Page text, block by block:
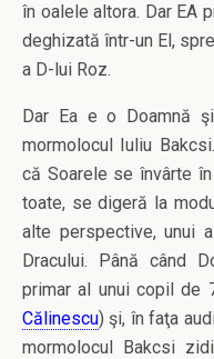
în oalele altora. Dar EA
deghizată într-un El,
a D-lui Roz.
Dar Ea e o Doamnă
mormolocul Iuliu
că Soarele se învârte
toate, se digeră la
alte perspective, unui
Dracului. Până când
primar al unui copil de
Călinescu) şi, în faţa
mormolocul Bakcsi